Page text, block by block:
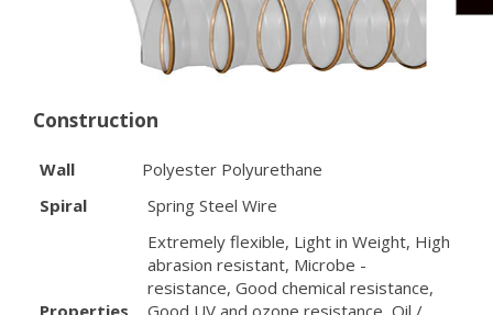
Construction
Wall
Polyester Polyurethane
Spiral
Spring Steel Wire
Extremely flexible, Light in Weight, High
abrasion resistant, Microbe -
resistance, Good chemical resistance,